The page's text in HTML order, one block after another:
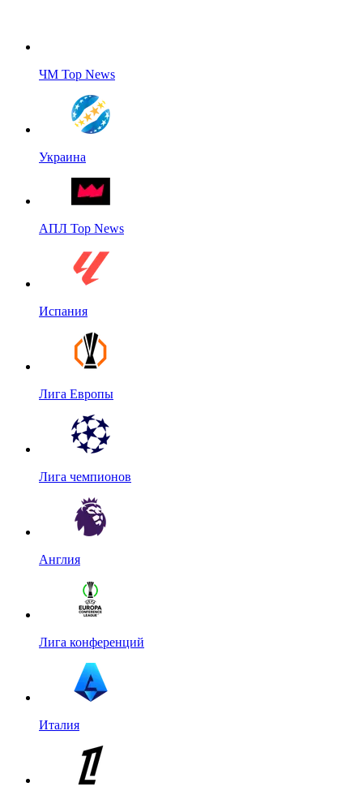
ЧМ Top News
Украина
АПЛ Top News
Испания
Лига Европы
Лига чемпионов
Англия
Лига конференций
Италия